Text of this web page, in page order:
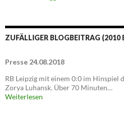
ZUFÄLLIGER BLOGBEITRAG (2010
Presse 24.08.2018
RB Leipzig mit einem 0:0 im Hinspiel
Zorya Luhansk. Über 70 Minuten…
Weiterlesen